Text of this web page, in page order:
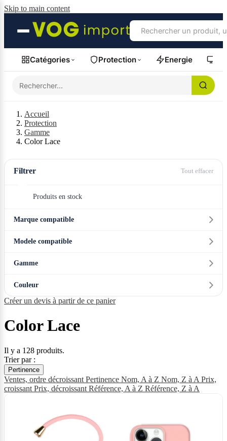
Skip to main content
Catégories Protection Energie
Accueil
Protection
Gamme
Color Lace
Filtrer Tout effacer
Produits en stock
Marque compatible
Modele compatible
Gamme
Couleur
Créer un devis à partir de ce panier
Color Lace
Il y a 128 produits.
Trier par :
Pertinence
Ventes, ordre décroissant Pertinence Nom, A à Z Nom, Z à A Prix,
croissant Prix, décroissant Référence, A à Z Référence, Z à A